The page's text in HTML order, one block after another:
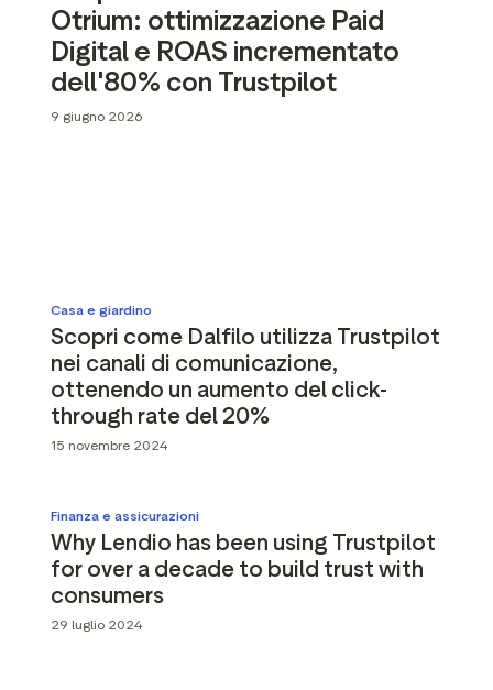
i social media
Approfondimenti sulle
recensioni
Dati e statistiche
Otrium: ottimizzazione Paid
Digital e ROAS incrementato
dell'80% con Trustpilot
9 giugno 2026
Casa e giardino
Scopri come Dalfilo utilizza Trustpilot
nei canali di comunicazione,
ottenendo un aumento del click-
through rate del 20%
15 novembre 2024
Finanza e assicurazioni
Why Lendio has been using Trustpilot
for over a decade to build trust with
consumers
29 luglio 2024